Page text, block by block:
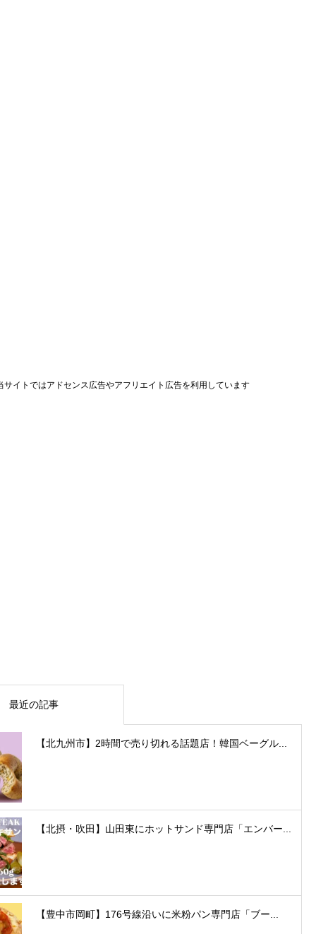
サイトではアドセンス広告やアフリエイト広告を利用しています
最近の記事
【北九州市】2時間で売り切れる話題店！韓国ベーグル...
【北摂・吹田】山田東にホットサンド専門店「エンバー...
【豊中市岡町】176号線沿いに米粉パン専門店「ブー...